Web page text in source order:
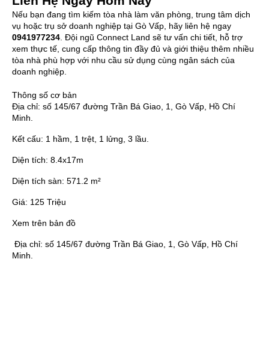
Nếu bạn đang tìm kiếm tòa nhà làm văn phòng, trung tâm dịch
vụ hoặc trụ sở doanh nghiệp tại Gò Vấp, hãy liên hệ ngay
0941977234. Đội ngũ Connect Land sẽ tư vấn chi tiết, hỗ trợ
xem thực tế, cung cấp thông tin đầy đủ và giới thiệu thêm nhiều
tòa nhà phù hợp với nhu cầu sử dụng cùng ngân sách của
doanh nghiệp.
Thông số cơ bản
Địa chỉ: số 145/67 đường Trần Bá Giao, 1, Gò Vấp, Hồ Chí
Minh.
Kết cấu: 1 hầm, 1 trệt, 1 lửng, 3 lầu.
Diện tích: 8.4x17m
Diện tích sàn: 571.2 m²
Giá: 125 Triệu
Xem trên bản đồ
Địa chỉ: số 145/67 đường Trần Bá Giao, 1, Gò Vấp, Hồ Chí
Minh.